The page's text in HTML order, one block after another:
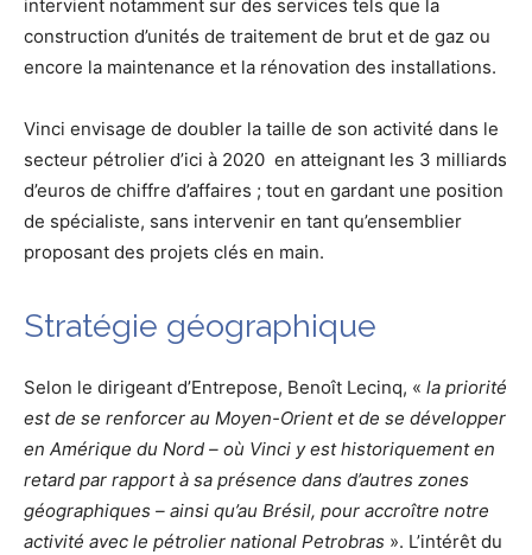
intervient notamment sur des services tels que la
construction d’unités de traitement de brut et de gaz ou
encore la maintenance et la rénovation des installations.
Vinci envisage de doubler la taille de son activité dans le
secteur pétrolier d’ici à 2020 en atteignant les 3 milliards
d’euros de chiffre d’affaires ; tout en gardant une position
de spécialiste, sans intervenir en tant qu’ensemblier
proposant des projets clés en main.
Stratégie géographique
Selon le dirigeant d’Entrepose, Benoît Lecinq, « la priorité
est de se renforcer au Moyen-Orient et de se développer
en Amérique du Nord – où Vinci y est historiquement en
retard par rapport à sa présence dans d’autres zones
géographiques – ainsi qu’au Brésil, pour accroître notre
activité avec le pétrolier national Petrobras ». L’intérêt du